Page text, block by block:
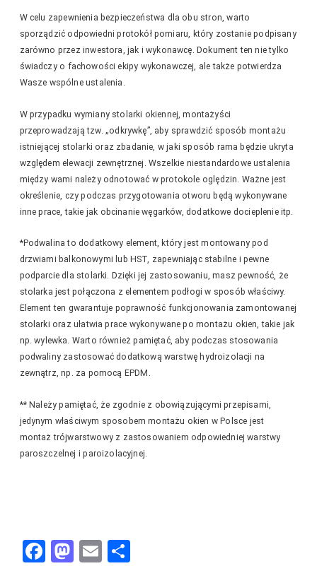
W celu zapewnienia bezpieczeństwa dla obu stron, warto
sporządzić odpowiedni protokół pomiaru, który zostanie podpisany
zarówno przez inwestora, jak i wykonawcę. Dokument ten nie tylko
świadczy o fachowości ekipy wykonawczej, ale także potwierdza
Wasze wspólne ustalenia.
W przypadku wymiany stolarki okiennej, montażyści
przeprowadzają tzw. „odkrywkę”, aby sprawdzić sposób montażu
istniejącej stolarki oraz zbadanie, w jaki sposób rama będzie ukryta
względem elewacji zewnętrznej. Wszelkie niestandardowe ustalenia
między wami należy odnotować w protokole oględzin. Ważne jest
określenie, czy podczas przygotowania otworu będą wykonywane
inne prace, takie jak obcinanie węgarków, dodatkowe docieplenie itp.
*Podwalina to dodatkowy element, który jest montowany pod
drzwiami balkonowymi lub HST, zapewniając stabilne i pewne
podparcie dla stolarki. Dzięki jej zastosowaniu, masz pewność, że
stolarka jest połączona z elementem podłogi w sposób właściwy.
Element ten gwarantuje poprawność funkcjonowania zamontowanej
stolarki oraz ułatwia prace wykonywane po montażu okien, takie jak
np. wylewka. Warto również pamiętać, aby podczas stosowania
podwaliny zastosować dodatkową warstwę hydroizolacji na
zewnątrz, np. za pomocą EPDM.
** Należy pamiętać, że zgodnie z obowiązującymi przepisami,
jedynym właściwym sposobem montażu okien w Polsce jest
montaż trójwarstwowy z zastosowaniem odpowiedniej warstwy
paroszczelnej i paroizolacyjnej.
F M E S